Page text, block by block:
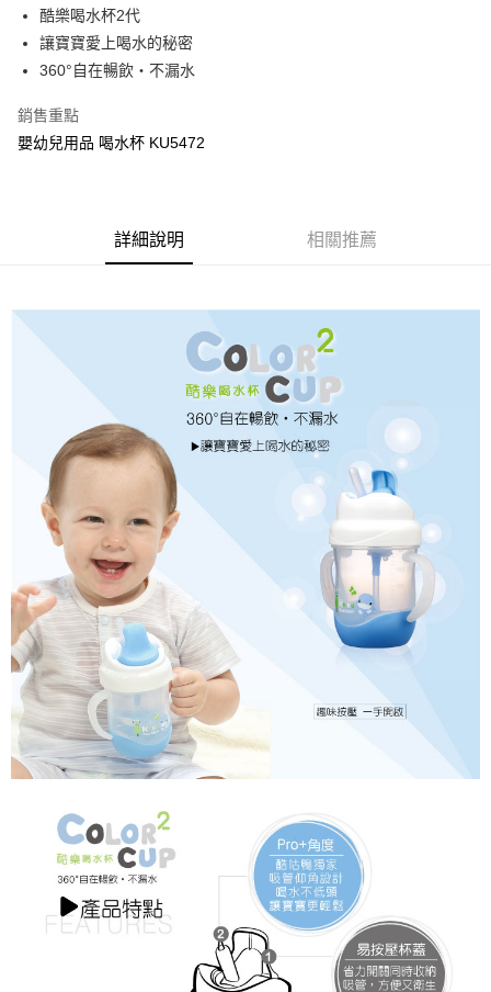
Apple Pay
街口支付
Google Pay
【關於「AFTEE先享後付」】
２．便利：只要手機號碼，簡訊認證，即可結帳。
３．安心：先確認商品／服務後，再付款。
【「AFTEE先享後付」結帳流程】
１．於結帳方式選擇「AFTEE先享後付」後，將跳轉至「AFTEE先享後付」
結帳頁面，進行簡訊認證並確認金額後，即可完成結帳。
２．訂單成立數日內，您將收到繳費通知簡訊。
３．收到繳費通知簡訊後14天內，點擊此簡訊中的連結，可透過四大超商／
ATM／網路銀行／等多元方式進行付款，方視為交易完成。
※ 請注意：結帳手續完成當下不需立刻繳費，但若您需要取消訂單，請聯絡
購買商品的店家。未經商家同意取消之訂單仍視為有效，需透過AFTEE先享
後付繳納相關費用。
※ 交易是否成功請以「AFTEE先享後付 」之結帳頁面顯示為準，若有關於
是否繳費成功／繳費後需取消欲退款等相關疑問，請聯繫「AFTEE先享後付
客戶支援中心」https://netprotections.freshdesk.com/support/home
【注意事項】
１．透過由恩沛科技股份有限公司提供之「AFTEE先享後付」服務完成之交
易，需依本服務之必要範圍內提供個人資料，並將交易相關給付款項請求債
權轉讓予恩沛科技股份有限公司。
２．關於個人資料處理事宜，請瀏覽以下網址：
https://aftee.tw/terms/#terms3
３．未成年的使用者請事先徵得法定代理人或監護人之同意方可使用
４．使用「AFTEE先享後付」時，將依據個別帳號之用戶狀況，依本公司即
時審查核予不同之上限額度；若仍有額度不足之情形，本公司將視審查結果
請求用戶進行身份認證。
５．嚴禁一人註冊多個帳號或使用他人資訊註冊。若發現惡意使用之情形，
恩沛科技股份有限公司將有權停止該用戶之使用額度並採取法律行動。
運送方式
全家取貨付款
每筆NT$150，滿NT$799(含以上)免運費
7-11取貨付款
每筆NT$150，滿NT$799(含以上)免運費
宅配
每筆NT$150，滿NT$1,299(含以上)免運費
酷樂喝水杯2代
讓寶寶愛上喝水的秘密
360°自在暢飲‧不漏水
銷售重點
嬰幼兒用品 喝水杯 KU5472
詳細說明 相關推薦